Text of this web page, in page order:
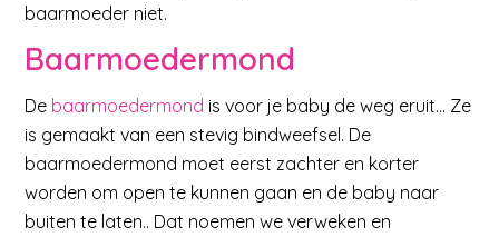
baarmoeder niet.
Baarmoedermond
De baarmoedermond is voor je baby de weg eruit… Ze
is gemaakt van een stevig bindweefsel. De
baarmoedermond moet eerst zachter en korter
worden om open te kunnen gaan en de baby naar
buiten te laten.. Dat noemen we verweken en